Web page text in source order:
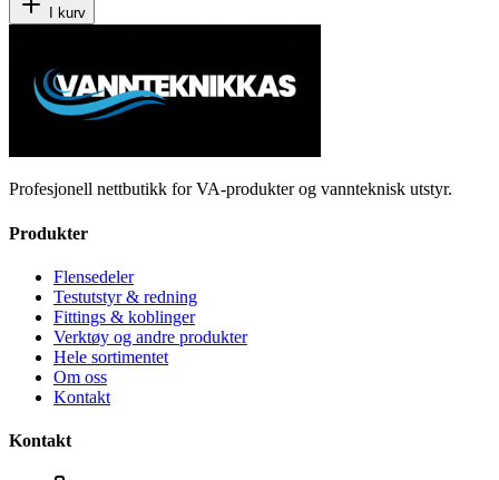
I kurv
Profesjonell nettbutikk for VA-produkter og vannteknisk utstyr.
Produkter
Flensedeler
Testutstyr & redning
Fittings & koblinger
Verktøy og andre produkter
Hele sortimentet
Om oss
Kontakt
Kontakt